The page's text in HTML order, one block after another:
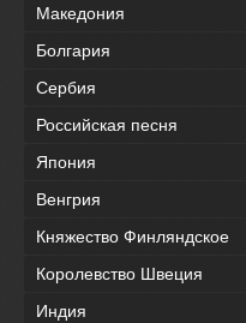
Македония
Болгария
Сербия
Российская песня
Япония
Венгрия
Княжество Финляндское
Королевство Швеция
Индия